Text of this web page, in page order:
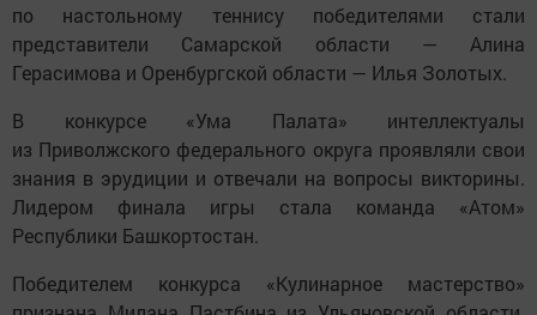
по настольному теннису победителями стали
представители Самарской области — Алина
Герасимова и Оренбургской области — Илья Золотых.
В конкурсе «Ума Палата» интеллектуалы
из Приволжского федерального округа проявляли свои
знания в эрудиции и отвечали на вопросы викторины.
Лидером финала игры стала команда «Атом»
Республики Башкортостан.
Победителем конкурса «Кулинарное мастерство»